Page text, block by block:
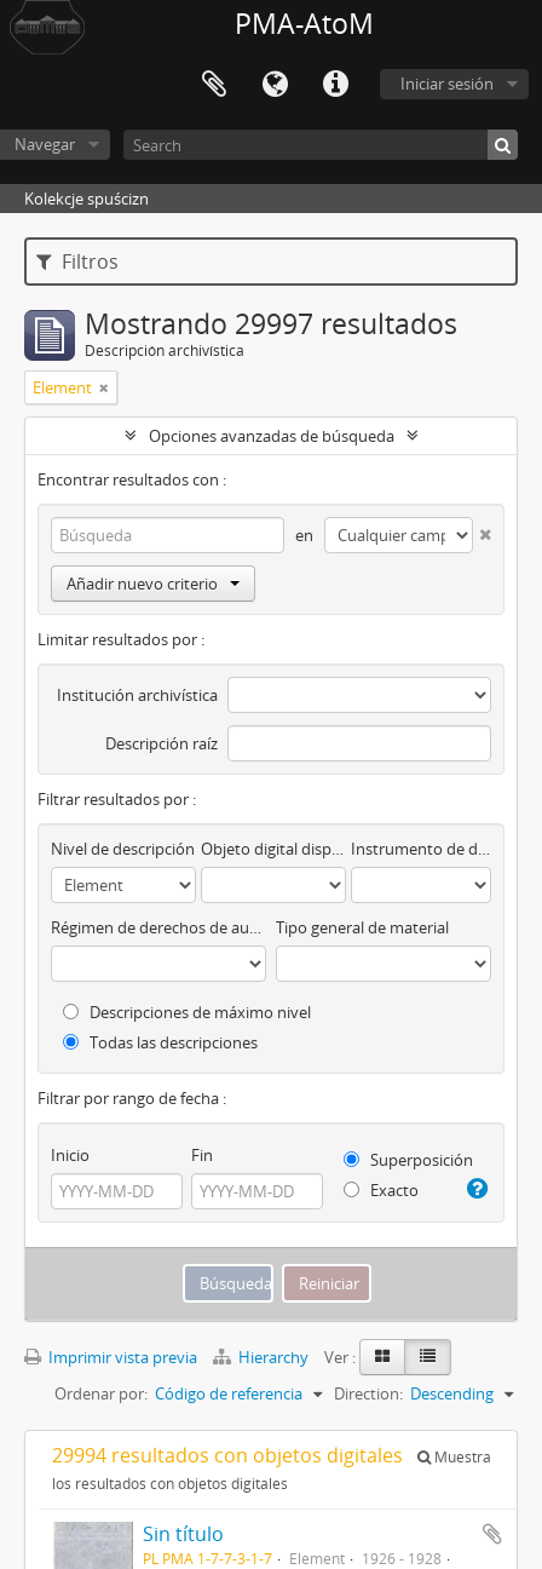
PMA-AtoM
Iniciar sesión
Navegar
Kolekcje spuścizn
Filtros
Mostrando 29997 resultados
Descripción archivística
Element
Opciones avanzadas de búsqueda
Encontrar resultados con :
en
Añadir nuevo criterio
Limitar resultados por :
Institución archivística
Descripción raíz
Filtrar resultados por :
Nivel de descripción Objeto digital disponibles Instrumento de descripción
Régimen de derechos de autor Tipo general de material
Descripciones de máximo nivel
Todas las descripciones
Filtrar por rango de fecha :
Inicio Fin
Superposición
Exacto
Imprimir vista previa Hierarchy
Ver :
Ordenar por: Código de referencia Direction: Descending
29994 resultados con objetos digitales
Muestra
los resultados con objetos digitales
Sin título
PL PMA 1-7-7-3-1-7 Element
1926 - 1928